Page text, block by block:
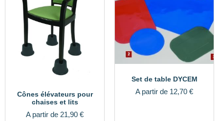
Cônes élévateurs pour
chaises et lits
A partir de 21,90 €
Set de table DYCEM
A partir de 12,70 €